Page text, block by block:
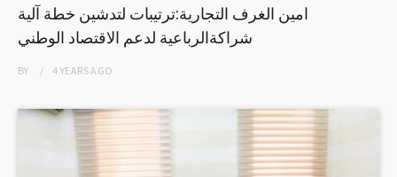
امين الغرف التجارية:ترتيبات لتدشين خطة آلية
شراكةالرباعية لدعم الاقتصاد الوطني
BY 4 YEARSAGO